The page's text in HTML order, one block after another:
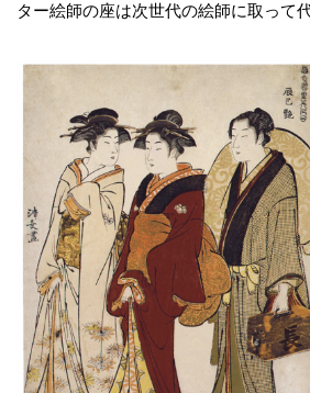
ター絵師の座は次世代の絵師に取って